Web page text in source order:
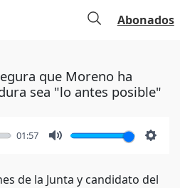
Abonados
que Moreno ha
sea "lo antes posible"
01:57
de la Junta y candidato del